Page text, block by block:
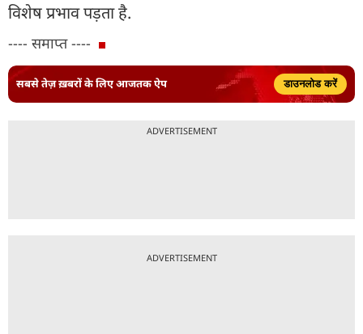
विशेष प्रभाव पड़ता है.
---- समाप्त ----
सबसे तेज़ ख़बरों के लिए आजतक ऐप डाउनलोड करें
ADVERTISEMENT
ADVERTISEMENT